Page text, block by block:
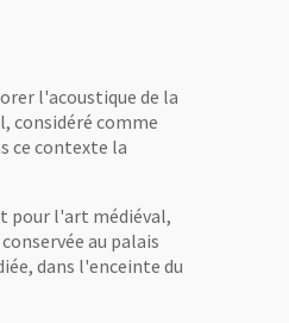
l'acoustique de la
considéré comme
ce contexte la
pour l'art médiéval,
au palais
dans l'enceinte du